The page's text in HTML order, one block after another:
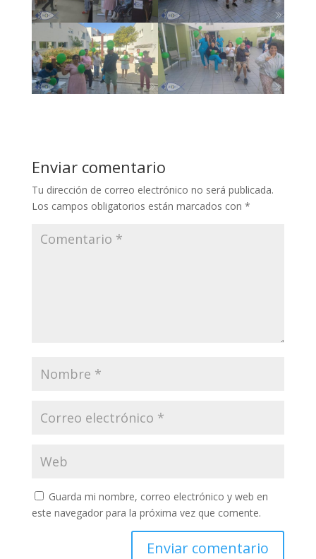
Enviar comentario
Tu dirección de correo electrónico no será publicada.
Los campos obligatorios están marcados con *
Guarda mi nombre, correo electrónico y web en
este navegador para la próxima vez que comente.